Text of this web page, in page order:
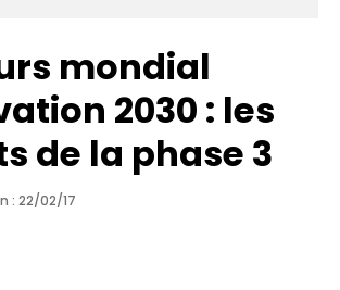
mondial
2030 : les
de la phase 3
: 22/02/17